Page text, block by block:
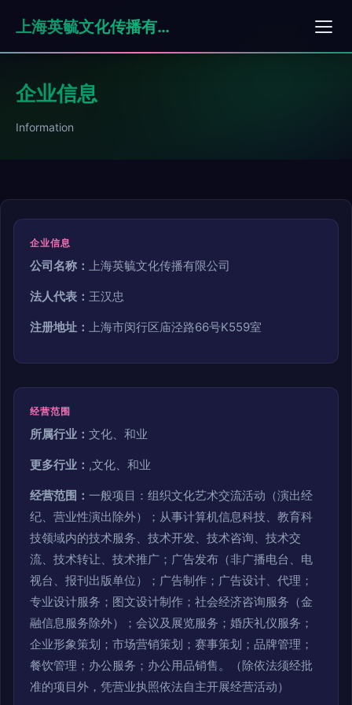
上海英毓文化传播有限公司
企业信息
Information
企业信息
公司名称： 上海英毓文化传播有限公司
法人代表： 王汉忠
注册地址： 上海市闵行区庙泾路66号K559室
经营范围
所属行业： 文化、和业
更多行业： ,文化、和业
经营范围： 一般项目：组织文化艺术交流活动（演出经
纪、营业性演出除外）；从事计算机信息科技、教育科
技领域内的技术服务、技术开发、技术咨询、技术交
流、技术转让、技术推广；广告发布（非广播电台、电
视台、报刊出版单位）；广告制作；广告设计、代理；
专业设计服务；图文设计制作；社会经济咨询服务（金
融信息服务除外）；会议及展览服务；婚庆礼仪服务；
企业形象策划；市场营销策划；赛事策划；品牌管理；
餐饮管理；办公服务；办公用品销售。（除依法须经批
准的项目外，凭营业执照依法自主开展经营活动）